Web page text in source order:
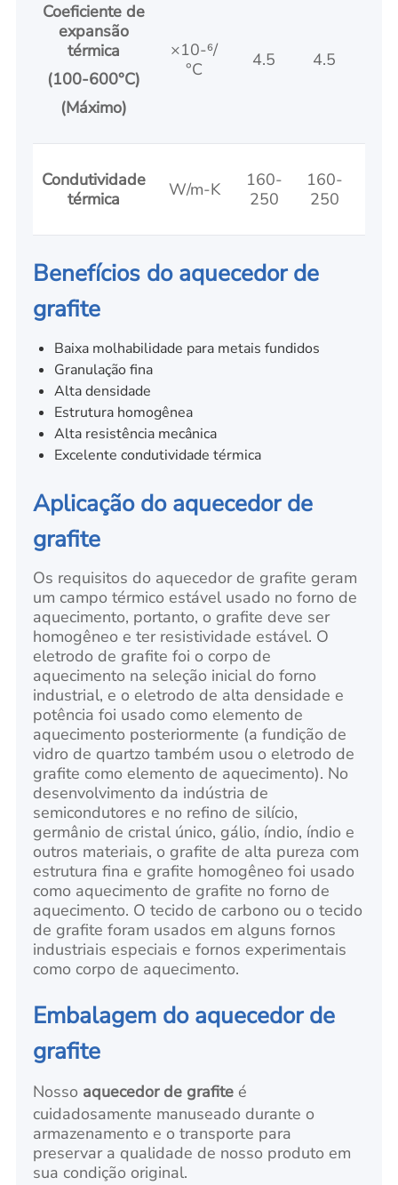
Coeficiente de
expansão
térmica
(100-600°C)
(Máximo)
×10-⁶/
°C
4.5 4.5
Condutividade
térmica
W/m-K
160-
250
160-
250
Benefícios do aquecedor de
grafite
Baixa molhabilidade para metais fundidos
Granulação fina
Alta densidade
Estrutura homogênea
Alta resistência mecânica
Excelente condutividade térmica
Aplicação do aquecedor de
grafite
Os requisitos do aquecedor de grafite geram
um campo térmico estável usado no forno de
aquecimento, portanto, o grafite deve ser
homogêneo e ter resistividade estável. O
eletrodo de grafite foi o corpo de
aquecimento na seleção inicial do forno
industrial, e o eletrodo de alta densidade e
potência foi usado como elemento de
aquecimento posteriormente (a fundição de
vidro de quartzo também usou o eletrodo de
grafite como elemento de aquecimento). No
desenvolvimento da indústria de
semicondutores e no refino de silício,
germânio de cristal único, gálio, índio, índio e
outros materiais, o grafite de alta pureza com
estrutura fina e grafite homogêneo foi usado
como aquecimento de grafite no forno de
aquecimento. O tecido de carbono ou o tecido
de grafite foram usados em alguns fornos
industriais especiais e fornos experimentais
como corpo de aquecimento.
Embalagem do aquecedor de
grafite
Nosso aquecedor de grafite é
cuidadosamente manuseado durante o
armazenamento e o transporte para
preservar a qualidade de nosso produto em
sua condição original.